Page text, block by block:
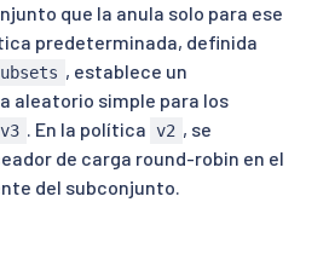
que la anula solo para ese
predeterminada, definida
, establece un
aleatorio simple para los
v3 . En la política v2 , se
de carga round-robin en el
del subconjunto.